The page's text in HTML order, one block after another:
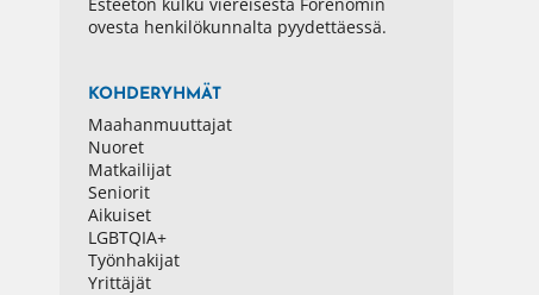
ovesta henkilökunnalta pyydettäessä.
KOHDERYHMÄT
Maahanmuuttajat
Nuoret
Matkailijat
Seniorit
Aikuiset
LGBTQIA+
Työnhakijat
Yrittäjät